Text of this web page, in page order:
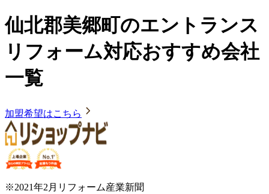
仙北郡美郷町のエントランス
リフォーム対応おすすめ会社
一覧
加盟希望はこちら
※2021年2月リフォーム産業新聞